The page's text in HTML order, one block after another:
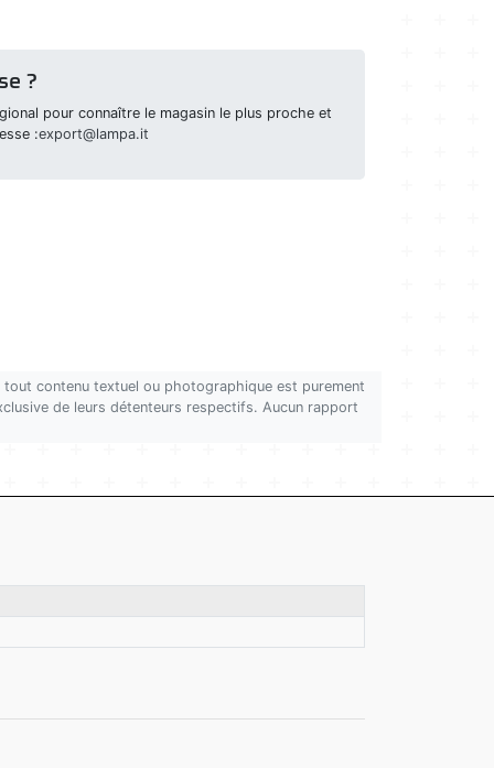
?
pour connaître le magasin le plus proche et
:export@lampa.it
contenu textuel ou photographique est purement
de leurs détenteurs respectifs. Aucun rapport